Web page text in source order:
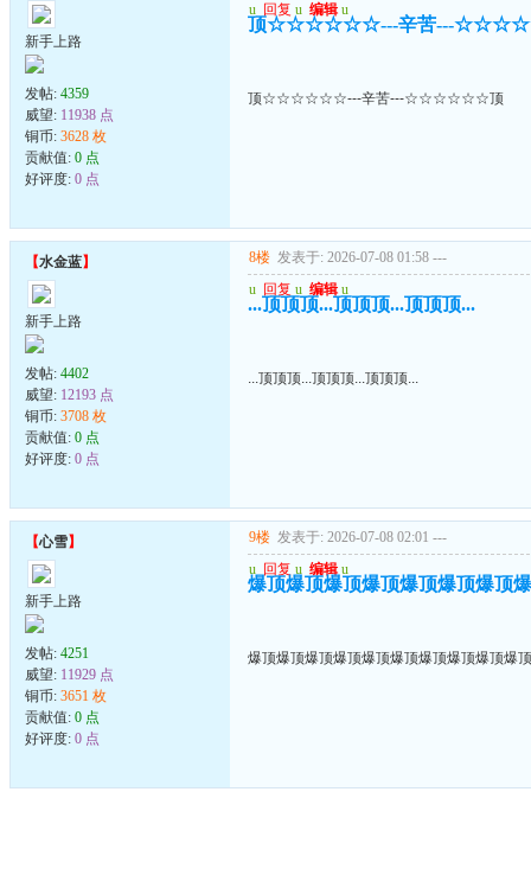
新手上路
发帖: 4359
威望: 11938 点
铜币: 3628 枚
贡献值: 0 点
好评度: 0 点
u 回复 u 编辑 u
顶☆☆☆☆☆☆---辛苦---
顶☆☆☆☆☆☆---辛苦---☆☆☆☆☆☆顶
【水金蓝】
新手上路
发帖: 4402
威望: 12193 点
铜币: 3708 枚
贡献值: 0 点
好评度: 0 点
8楼 发表于: 2026-07-08 01:58 ---
u 回复 u 编辑 u
...顶顶顶...顶顶顶...顶顶顶...
...顶顶顶...顶顶顶...顶顶顶...
【心雪】
新手上路
发帖: 4251
威望: 11929 点
铜币: 3651 枚
贡献值: 0 点
好评度: 0 点
9楼 发表于: 2026-07-08 02:01 ---
u 回复 u 编辑 u
爆顶爆顶爆顶爆顶爆顶爆顶爆顶
爆顶爆顶爆顶爆顶爆顶爆顶爆顶爆顶爆顶爆